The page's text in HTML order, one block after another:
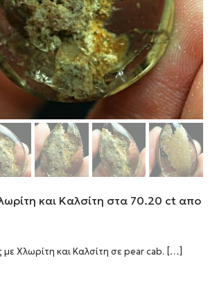
και Καλσίτη στα 70.20 ct απο
Χλωρίτη και Καλσίτη σε pear cab. […]